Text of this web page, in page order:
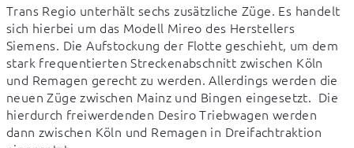
Trans Regio unterhält sechs zusätzliche Züge. Es handelt
sich hierbei um das Modell Mireo des Herstellers
Siemens. Die Aufstockung der Flotte geschieht, um dem
stark frequentierten Streckenabschnitt zwischen Köln
und Remagen gerecht zu werden. Allerdings werden die
neuen Züge zwischen Mainz und Bingen eingesetzt.  Die
hierdurch freiwerdenden Desiro Triebwagen werden
dann zwischen Köln und Remagen in Dreifachtraktion